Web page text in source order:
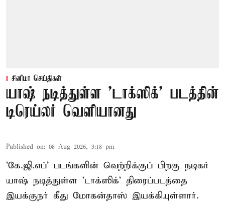
சினிமா செய்திகள்
யாஷ் நடித்துள்ள 'டாக்‌ஸிக்' படத்தின்
டிரெய்லர் வெளியானது
Published on: 08 Aug 2026, 3:18 pm
'கே.ஜி.எப்' படங்களின் வெற்றிக்குப் பிறகு நடிகர்
யாஷ் நடித்துள்ள 'டாக்ஸிக்' திரைப்படத்தை
இயக்குநர் கீது மோகன்தாஸ் இயக்கியுள்ளார்.